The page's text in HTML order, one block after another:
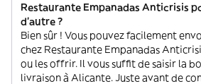
Restaurante Empanadas Anticrisis
d'autre ?
Bien sûr ! Vous pouvez facilement
chez Restaurante Empanadas
ou les offrir. Il vous suffit de saisir la
livraison à Alicante. Juste avant de